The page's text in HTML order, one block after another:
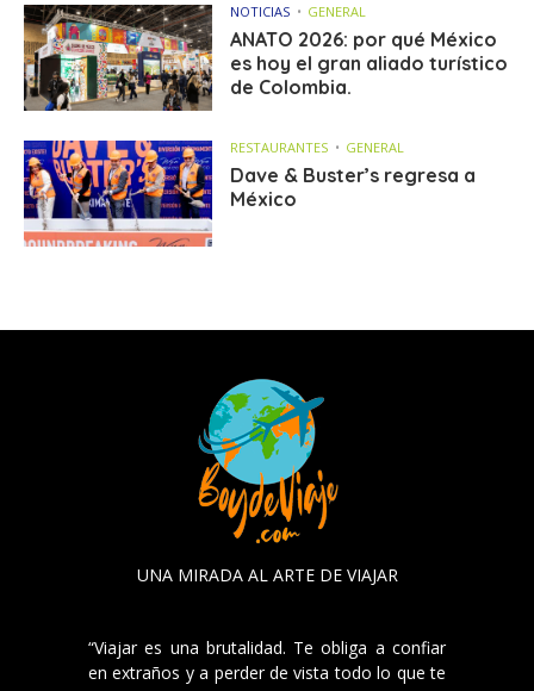
NOTICIAS GENERAL
ANATO 2026: por qué México
es hoy el gran aliado turístico
de Colombia.
RESTAURANTES GENERAL
Dave & Buster’s regresa a
México
UNA MIRADA AL ARTE DE VIAJAR
“Viajar es una brutalidad. Te obliga a confiar
en extraños y a perder de vista todo lo que te